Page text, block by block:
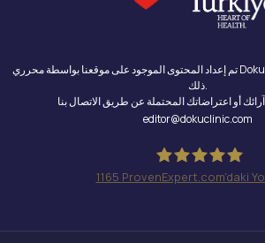
تم إعداد المحتوى الموجود على موقعنا بواسطة محرري Doku Clinic ما لم يُنص على خلاف
ذلك.
editor@dokuclinic.com
1165 ProvenExpert.com'daki